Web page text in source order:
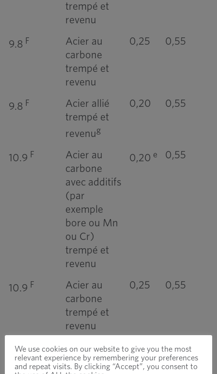
trempé et
revenu
9.8 F
Acier au
carbone
trempé et
revenu
0,25 0,55
9.8 F
Acier allié
trempé et
revenug
0,20 0,55
10.9 F
Acier au
carbone
avec additifs
(par
exemple
bore ou Mn
ou Cr)
trempé et
revenu
0,20 e 0,55
10.9 F
Acier au
carbone
trempé et
revenu
0,25 0,55
10.9F
Acier allié
trempé et
0,20 0,55
We use cookies on our website to give you the most
relevant experience by remembering your preferences
and repeat visits. By clicking “Accept”, you consent to